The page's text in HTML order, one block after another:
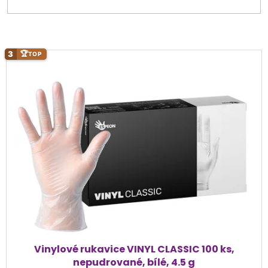
V
ý
Vinylové rukavice VINYL CLASSIC 100 ks,
nepudrované, bílé, 4.5 g
3 🏆TOP